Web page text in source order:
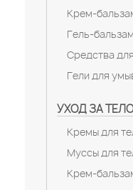
Крем-
Гель-
Средства
Гели для
УХОД ЗА
Кремы для
Муссы для
Крем-